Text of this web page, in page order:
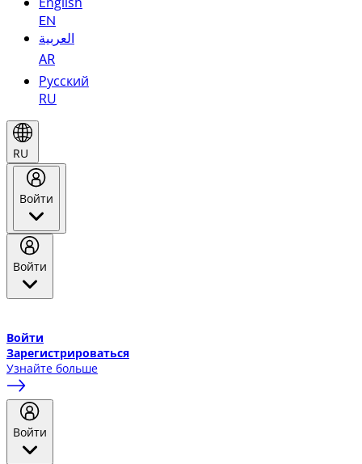
EN
العربية
AR
Русский
RU
RU
Войти
Войти
Войти
Зарегистрироваться
Узнайте больше
Войти